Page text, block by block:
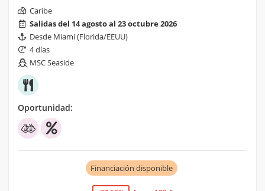
Caribe
Salidas del 14 agosto al 23 octubre 2026
Desde Miami (Florida/EEUU)
4 días
MSC Seaside
Oportunidad:
Financiación disponible